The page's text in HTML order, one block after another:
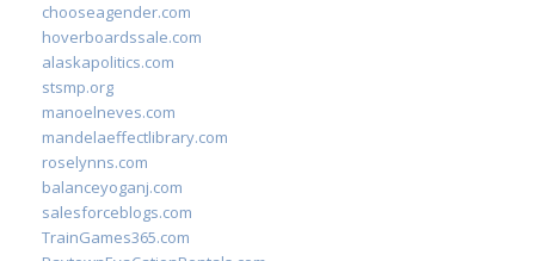
chooseagender.com
hoverboardssale.com
alaskapolitics.com
stsmp.org
manoelneves.com
mandelaeffectlibrary.com
roselynns.com
balanceyoganj.com
salesforceblogs.com
TrainGames365.com